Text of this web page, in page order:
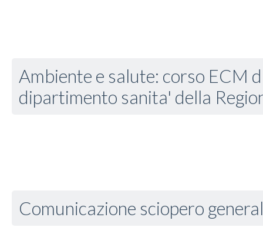
Ambiente e salute: corso ECM
dipartimento sanita' della
Comunicazione sciopero